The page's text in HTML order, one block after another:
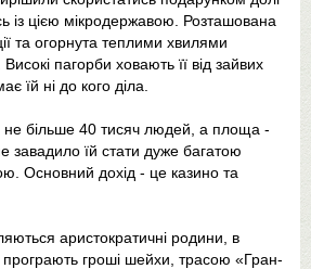
із цією мікродержавою. Розташована
та огорнута теплими хвилями
пагорби ховають її від зайвих
їй ні до кого діла.
більше 40 тисяч людей, а площа -
завадило їй стати дуже багатою
Основний дохід - це казино та
аристократичні родини, в
гроші шейхи, трасою «Гран-